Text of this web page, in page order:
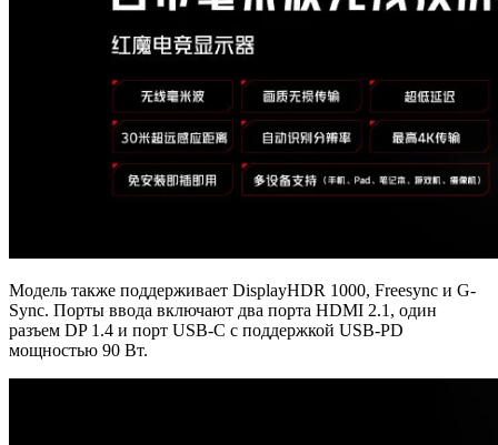
Модель также поддерживает DisplayHDR 1000, Freesync и G-
Sync. Порты ввода включают два порта HDMI 2.1, один
разъем DP 1.4 и порт USB-C с поддержкой USB-PD
мощностью 90 Вт.